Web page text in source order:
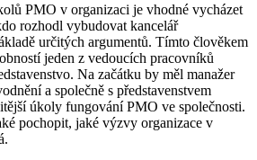
PMO v organizaci je vhodné vycházet
rozhodl vybudovat kancelář
určitých argumentů. Tímto člověkem
jeden z vedoucích pracovníků
Na začátku by měl manažer
a společně s představenstvem
úkoly fungování PMO ve společnosti.
pochopit, jaké výzvy organizace v